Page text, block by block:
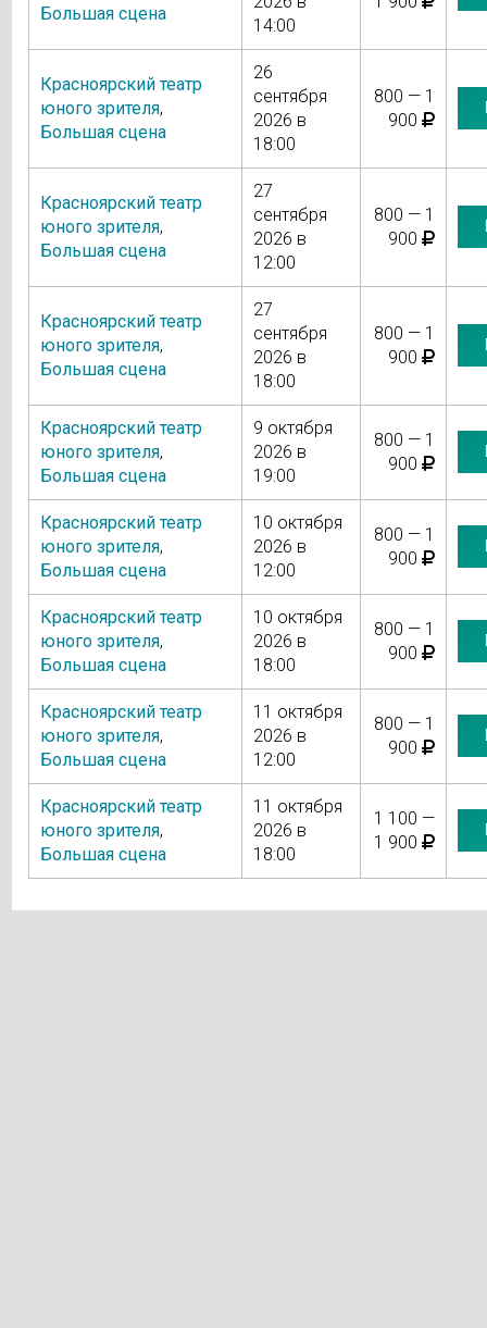
Большая сцена
14:00
Красноярский театр
юного зрителя,
Большая сцена
26
сентября
2026 в
18:00
800 — 1
900
Красноярский театр
юного зрителя,
Большая сцена
27
сентября
2026 в
12:00
800 — 1
900
Красноярский театр
юного зрителя,
Большая сцена
27
сентября
2026 в
18:00
800 — 1
900
Красноярский театр
юного зрителя,
Большая сцена
9 октября
2026 в
19:00
800 — 1
900
Красноярский театр
юного зрителя,
Большая сцена
10 октября
2026 в
12:00
800 — 1
900
Красноярский театр
юного зрителя,
Большая сцена
10 октября
2026 в
18:00
800 — 1
900
Красноярский театр
юного зрителя,
Большая сцена
11 октября
2026 в
12:00
800 — 1
900
Красноярский театр
юного зрителя,
Большая сцена
11 октября
2026 в
18:00
1 100 —
1 900